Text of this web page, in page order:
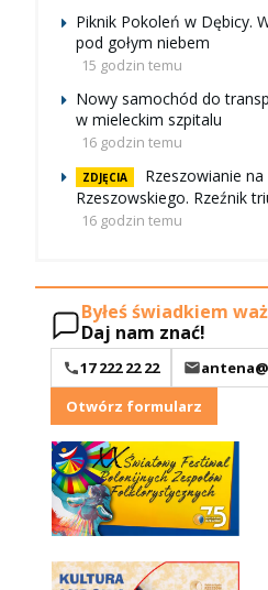
Piknik Pokoleń w Dębicy.
pod gołym niebem
15 godzin temu
Nowy samochód do
w mieleckim szpitalu
16 godzin temu
ZDJĘCIA
Rzeszowianie
Rzeszowskiego. Rzeźnik
16 godzin temu
Byłeś świadkiem
Daj nam znać!
17 222 22 22
Otwórz formularz